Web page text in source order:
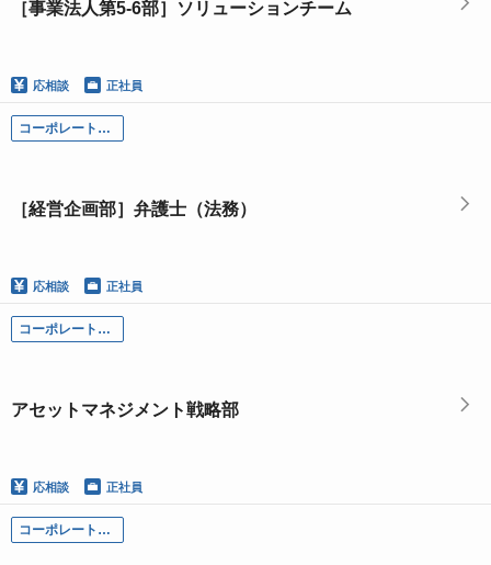
［事業法人第5-6部］ソリューションチーム
応相談 正社員
コーポレート部門
［経営企画部］弁護士（法務）
応相談 正社員
コーポレート部門
アセットマネジメント戦略部
応相談 正社員
コーポレート部門